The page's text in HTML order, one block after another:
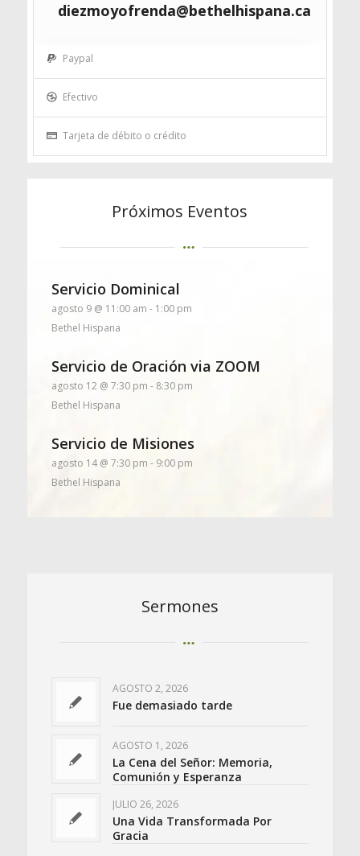
diezmoyofrenda@bethelhispana.ca
Paypal
Efectivo
Tarjeta de débito o crédito
Próximos Eventos
Servicio Dominical
agosto 9 @ 11:00 am - 1:00 pm
Bethel Hispana
Servicio de Oración via ZOOM
agosto 12 @ 7:30 pm - 8:30 pm
Bethel Hispana
Servicio de Misiones
agosto 14 @ 7:30 pm - 9:00 pm
Bethel Hispana
Sermones
AGOSTO 2, 2026
Fue demasiado tarde
AGOSTO 1, 2026
La Cena del Señor: Memoria,
Comunión y Esperanza
JULIO 26, 2026
Una Vida Transformada Por
Gracia